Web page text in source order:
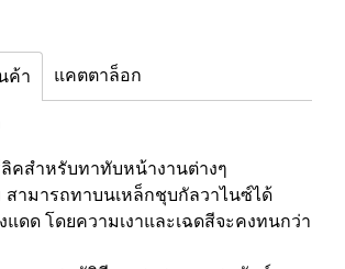
ค้า แคตตาล็อก
คสำหรับทาทับหน้างานต่างๆ
สามารถทาบนเหล็กชุบกัลวาไนซ์ได้
ดด โดยความเงาและเฉดสีจะคงทนกว่า